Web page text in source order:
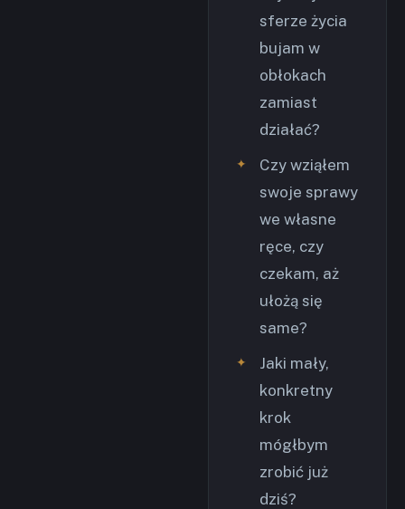
sferze życia
bujam w
obłokach
zamiast
działać?
Czy wziąłem
swoje sprawy
we własne
ręce, czy
czekam, aż
ułożą się
same?
Jaki mały,
konkretny
krok
mógłbym
zrobić już
dziś?